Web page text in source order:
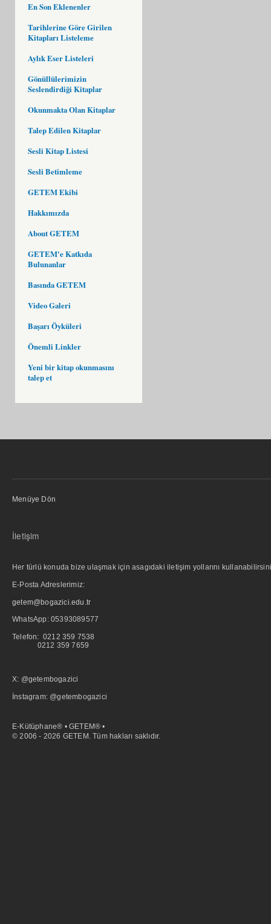
En Son Eklenenler
Tarihlerine Göre Girilen
Kitapları Listeleme
Aylık Eser Listeleri
Gönüllülerimizin
Seslendirdiği Kitaplar
Okunmakta Olan Kitaplar
Talep Edilen Kitaplar
Sesli Kitap Listesi
Sesli Betimleme
GETEM Ekibi
Hakkımızda
About GETEM
GETEM'e Katkıda
Bulunanlar
Basında GETEM
Video Galeri
Başarı Öyküleri
Önemli Linkler
Yeni bir kitap okunmasını
talep et
Menüye Dön
İletişim
Her türlü konuda bize ulaşmak için asagıdaki iletişim yollarını
E-Posta Adreslerimiz:
getem@bogazici.edu.tr
WhatsApp: 05393089577
Telefon: 0212 359 7538
0212 359 7659
X: @getembogazici
İnstagram: @getembogazici
E-Kütüphane® • GETEM® •
© 2006 - 2026 GETEM. Tüm hakları saklıdır.